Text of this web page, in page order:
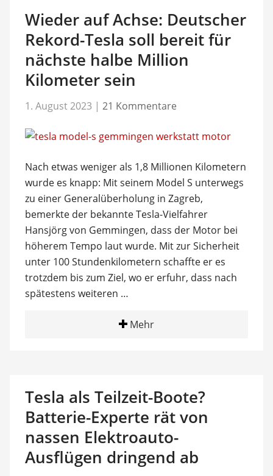
Wieder auf Achse: Deutscher
Rekord-Tesla soll bereit für
nächste halbe Million
Kilometer sein
1. August 2023 | 21 Kommentare
Nach etwas weniger als 1,8 Millionen Kilometern
wurde es knapp: Mit seinem Model S unterwegs
zu einer Generalüberholung in Zagreb,
bemerkte der bekannte Tesla-Vielfahrer
Hansjörg von Gemmingen, dass der Motor bei
höherem Tempo laut wurde. Mit zur Sicherheit
unter 100 Stundenkilometern schaffte er es
trotzdem bis zum Ziel, wo er erfuhr, dass nach
spätestens weiteren …
Mehr
Tesla als Teilzeit-Boote?
Batterie-Experte rät von
nassen Elektroauto-
Ausflügen dringend ab